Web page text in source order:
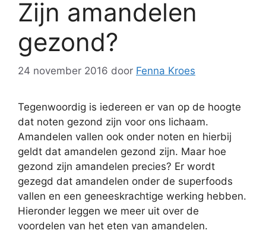
Zijn amandelen
gezond?
24 november 2016 door Fenna Kroes
Tegenwoordig is iedereen er van op de hoogte
dat noten gezond zijn voor ons lichaam.
Amandelen vallen ook onder noten en hierbij
geldt dat amandelen gezond zijn. Maar hoe
gezond zijn amandelen precies? Er wordt
gezegd dat amandelen onder de superfoods
vallen en een geneeskrachtige werking hebben.
Hieronder leggen we meer uit over de
voordelen van het eten van amandelen.